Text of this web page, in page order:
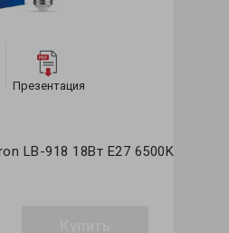
Презентация
LB-918 18Вт E27 6500K